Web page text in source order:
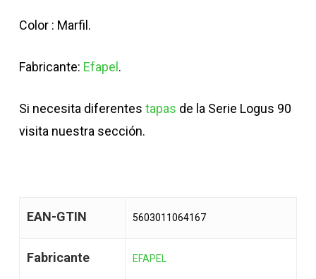
Color : Marfil.
Fabricante: Efapel.
Si necesita diferentes tapas de la Serie Logus 90
visita nuestra sección.
EAN-GTIN 5603011064167
Fabricante EFAPEL